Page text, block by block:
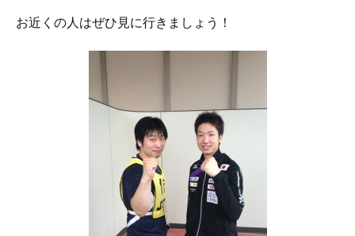
お近くの人はぜひ見に行きましょう！